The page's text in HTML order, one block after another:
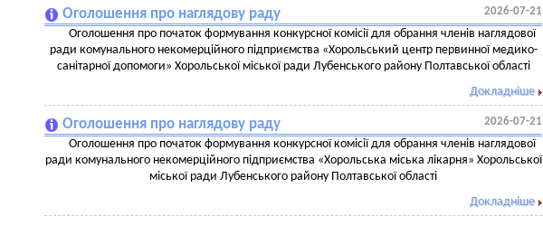
Оголошення про наглядову раду 2026-07-21
Оголошення про початок формування конкурсної комісії для обрання членів наглядової
ради комунального некомерційного підприємства «Хорольський центр первинної медико-
санітарної допомоги» Хорольської міської ради Лубенського району Полтавської області
Докладніше
Оголошення про наглядову раду 2026-07-21
Оголошення про початок формування конкурсної комісії для обрання членів наглядової
ради комунального некомерційного підприємства «Хорольська міська лікарня» Хорольської
міської ради Лубенського району Полтавської області
Докладніше